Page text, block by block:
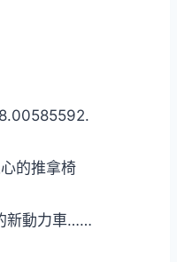
的推拿椅
新動力車……